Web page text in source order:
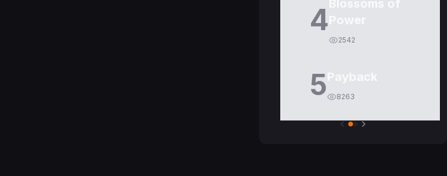
4
2542
5 8263